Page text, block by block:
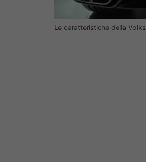
Le caratteristiche della